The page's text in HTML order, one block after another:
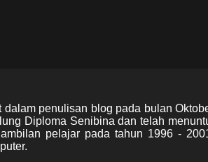
penulisan blog pada bulan
Diploma Senibina dan telah
pelajar pada tahun 1996 -